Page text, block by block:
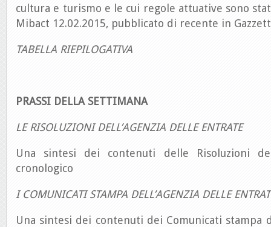
cultura e turismo e le cui regole attuative sono
Mibact 12.02.2015, pubblicato di recente in
TABELLA RIEPILOGATIVA
PRASSI DELLA SETTIMANA
LE RISOLUZIONI DELL’AGENZIA DELLE ENTRATE
Una sintesi dei contenuti delle Risoluzioni
cronologico
I COMUNICATI STAMPA DELL’AGENZIA DELLE
Una sintesi dei contenuti dei Comunicati stampa